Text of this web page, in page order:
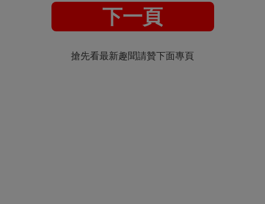
下一頁
搶先看最新趣聞請贊下面專頁